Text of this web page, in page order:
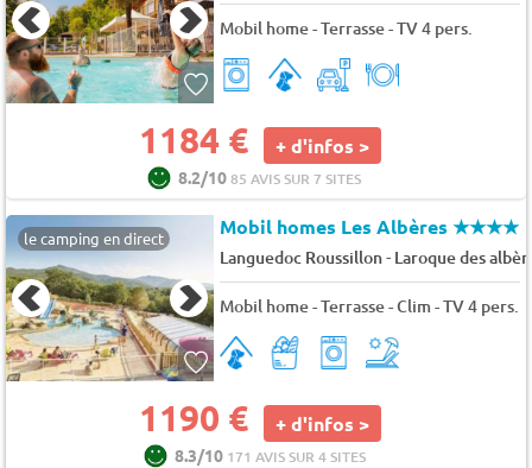
Mobil home - Terrasse - TV 4 pers.
1184 € + d'infos >
8.2/1085 AVIS SUR 7 SITES
le camping en direct Mobil homes Les Albères★★★★
Languedoc Roussillon- Laroque des
Mobil home - Terrasse - Clim - TV 4 pers.
1190 € + d'infos >
8.3/10 171 AVIS SUR 4 SITES